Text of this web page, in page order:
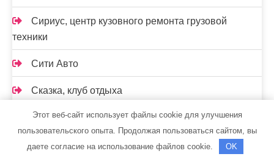
Сириус, центр кузовного ремонта грузовой
техники
Сити Авто
Сказка, клуб отдыха
Скиф, автомойка
Скиф, автомойка
Этот веб-сайт использует файлы cookie для улучшения
пользовательского опыта. Продолжая пользоваться сайтом, вы
даете согласие на использование файлов cookie.
OK